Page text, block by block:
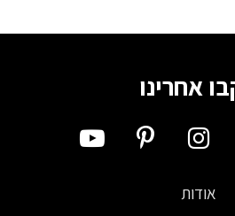
אחרינו
אודות